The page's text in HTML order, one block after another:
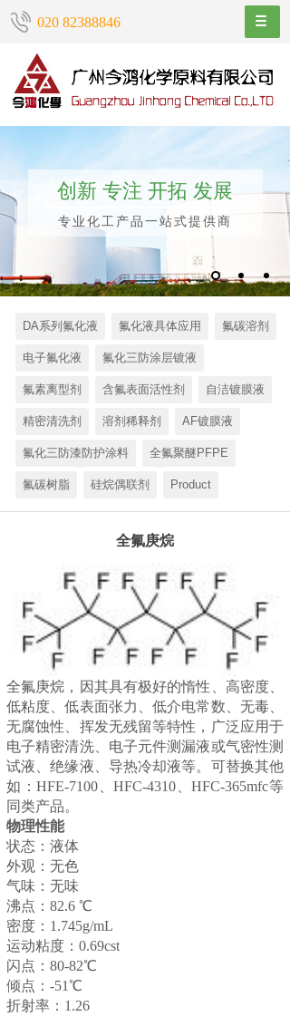
020 82388846
创新 专注 开拓 发展
专业化工产品一站式提供商
DA系列氟化液 氟化液具体应用 氟碳溶剂
电子氟化液 氟化三防涂层镀液
氟素离型剂 含氟表面活性剂 自洁镀膜液
精密清洗剂 溶剂稀释剂 AF镀膜液
氟化三防漆防护涂料 全氟聚醚PFPE
氟碳树脂 硅烷偶联剂 Product
全氟庚烷
全氟庚烷，因其具有极好的惰性、高密度、
低粘度、低表面张力、低介电常数、无毒、
无腐蚀性、挥发无残留等特性，广泛应用于
电子精密清洗、电子元件测漏液或气密性测
试液、绝缘液、导热冷却液等。可替换其他
如：HFE-7100、HFC-4310、HFC-365mfc等
同类产品。
物理性能
状态：液体
外观：无色
气味：无味
沸点：82.6 ℃
密度：1.745g/mL
运动粘度：0.69cst
闪点：80-82℃
倾点：-51℃
折射率：1.26